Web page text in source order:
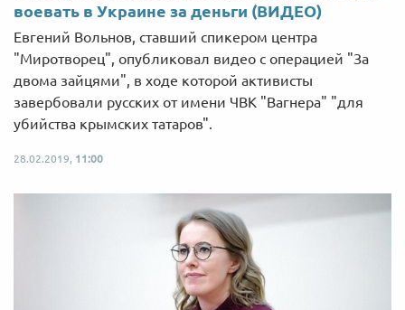
воевать в Украине за деньги (ВИДЕО)
Евгений Вольнов, ставший спикером центра
"Миротворец", опубликовал видео с операцией "За
двома зайцями", в ходе которой активисты
завербовали русских от имени ЧВК "Вагнера" "для
убийства крымских татаров".
28.02.2019, 11:00